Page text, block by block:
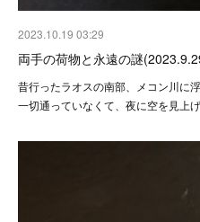
2023.10.19 03:29
両手の荷物と永遠の謎
昔行ったラオスの南部、メコン川に
一切通っていなくて、夜に空を見上